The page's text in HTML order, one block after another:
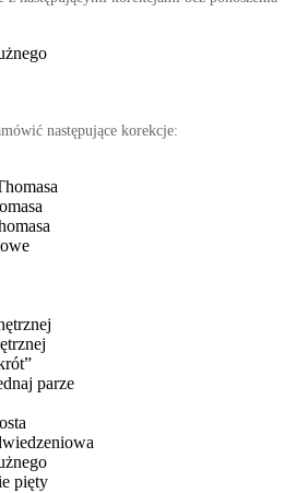
następujące korekcje:
parze
pięty